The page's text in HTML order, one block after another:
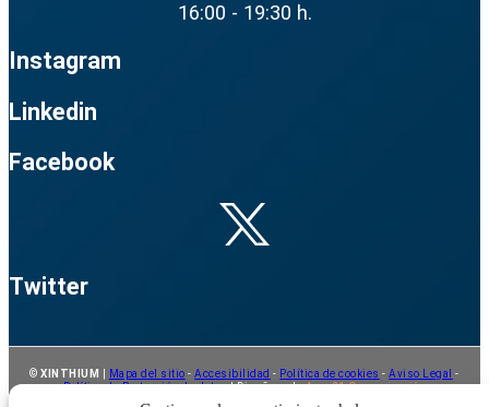
16:00 - 19:30 h.
Instagram
Linkedin
Facebook
Twitter
©XINTHIUM Mapa del sitio -Accesibilidad - Política de cookies -Aviso Legal
-
Política de Protección de datos| Diseño web:Agro21 Comunicación